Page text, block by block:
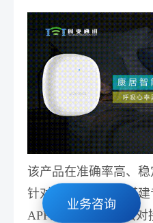
该产品在准确率高、
针对养老场景开发搭
APP。通过SDK、云
业务咨询